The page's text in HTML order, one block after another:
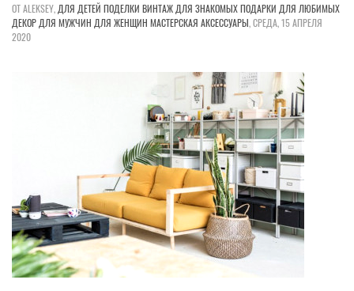
ОТ ALEKSEY, ДЛЯ ДЕТЕЙ ПОДЕЛКИ ВИНТАЖ ДЛЯ ЗНАКОМЫХПОДАРКИ ДЛЯ ЛЮБИМЫХ
ДЕКОР ДЛЯ МУЖЧИН ДЛЯ ЖЕНЩИН МАСТЕРСКАЯ АКСЕССУАРЫ,СРЕДА, 15 АПРЕЛЯ
2020